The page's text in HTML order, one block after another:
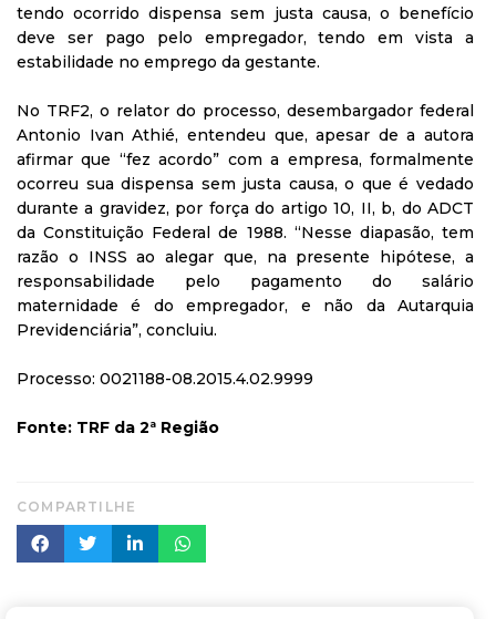
tendo ocorrido dispensa sem justa causa, o benefício
deve ser pago pelo empregador, tendo em vista a
estabilidade no emprego da gestante.
No TRF2, o relator do processo, desembargador federal
Antonio Ivan Athié, entendeu que, apesar de a autora
afirmar que “fez acordo” com a empresa, formalmente
ocorreu sua dispensa sem justa causa, o que é vedado
durante a gravidez, por força do artigo 10, II, b, do ADCT
da Constituição Federal de 1988. “Nesse diapasão, tem
razão o INSS ao alegar que, na presente hipótese, a
responsabilidade pelo pagamento do salário
maternidade é do empregador, e não da Autarquia
Previdenciária”, concluiu.
Processo: 0021188-08.2015.4.02.9999
Fonte: TRF da 2ª Região
COMPARTILHE